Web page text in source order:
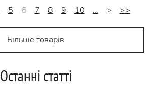
5 6 7 8 9 10 … > >>
Більше товарів
Останні статті